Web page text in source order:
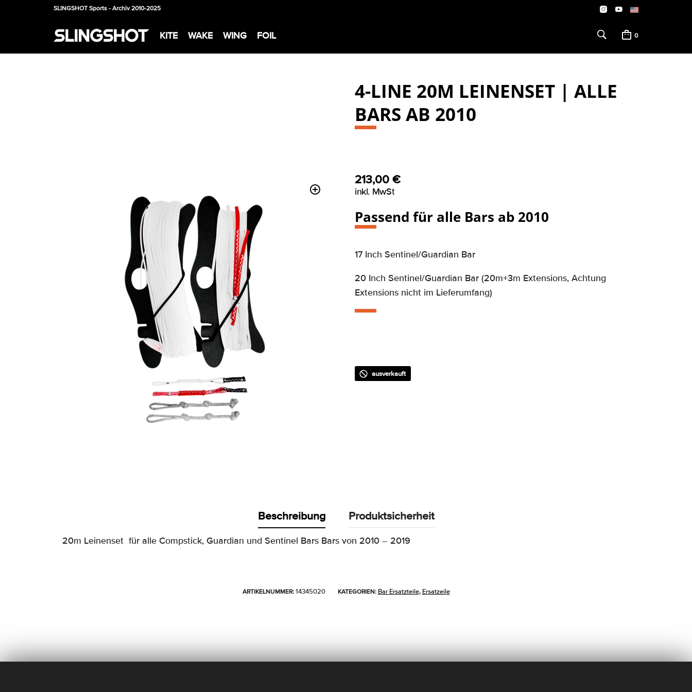
SLINGSHOT Sports - Archiv 2010-2025
KITE WAKE WING FOIL 0
4-LINE 20M LEINENSET | ALLE
BARS AB 2010
213,00 €
inkl. MwSt
Passend für alle Bars ab 2010
17 Inch Sentinel/Guardian Bar
20 Inch Sentinel/Guardian Bar (20m+3m Extensions, Achtung
Extensions nicht im Lieferumfang)
ausverkauft
Beschreibung Produktsicherheit
20m Leinenset für alle Compstick, Guardian und Sentinel Bars Bars von 2010 – 2019
ARTIKELNUMMER: 14345020 KATEGORIEN: Bar Ersatzteile, Ersatzeile